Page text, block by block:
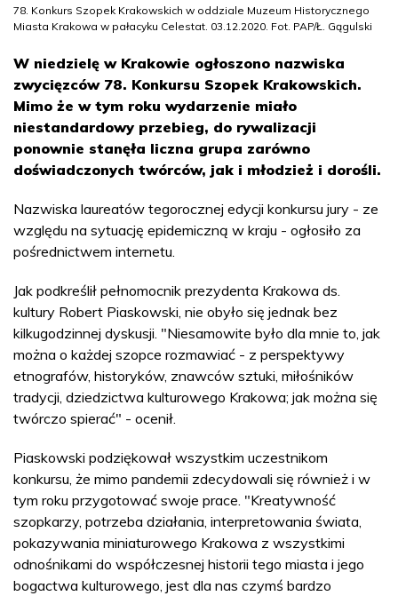
78. Konkurs Szopek Krakowskich w oddziale Muzeum Historycznego
Miasta Krakowa w pałacyku Celestat. 03.12.2020. Fot. PAP/Ł. Gągulski
W niedzielę w Krakowie ogłoszono nazwiska
zwycięzców 78. Konkursu Szopek Krakowskich.
Mimo że w tym roku wydarzenie miało
niestandardowy przebieg, do rywalizacji
ponownie stanęła liczna grupa zarówno
doświadczonych twórców, jak i młodzież i dorośli.
Nazwiska laureatów tegorocznej edycji konkursu jury - ze
względu na sytuację epidemiczną w kraju - ogłosiło za
pośrednictwem internetu.
Jak podkreślił pełnomocnik prezydenta Krakowa ds.
kultury Robert Piaskowski, nie obyło się jednak bez
kilkugodzinnej dyskusji. "Niesamowite było dla mnie to, jak
można o każdej szopce rozmawiać - z perspektywy
etnografów, historyków, znawców sztuki, miłośników
tradycji, dziedzictwa kulturowego Krakowa; jak można się
twórczo spierać" - ocenił.
Piaskowski podziękował wszystkim uczestnikom
konkursu, że mimo pandemii zdecydowali się również i w
tym roku przygotować swoje prace. "Kreatywność
szopkarzy, potrzeba działania, interpretowania świata,
pokazywania miniaturowego Krakowa z wszystkimi
odnośnikami do współczesnej historii tego miasta i jego
bogactwa kulturowego, jest dla nas czymś bardzo